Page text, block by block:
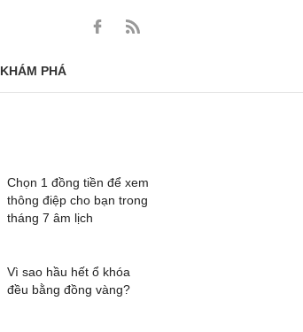
KHÁM PHÁ
Chọn 1 đồng tiền để xem
thông điệp cho bạn trong
tháng 7 âm lịch
Vì sao hầu hết ổ khóa
đều bằng đồng vàng?